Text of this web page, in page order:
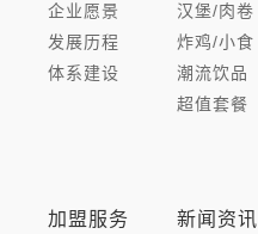
企业愿景
发展历程
体系建设
汉堡/肉卷
炸鸡/小食
潮流饮品
超值套餐
加盟服务 新闻资讯